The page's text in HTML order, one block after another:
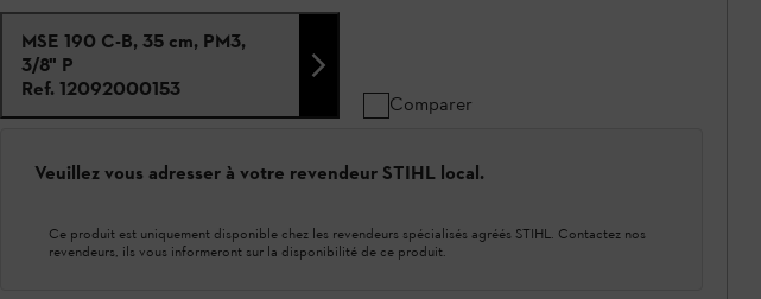
MSE 190 C-B, 35 cm, PM3,
3/8" P
Ref. 12092000153
Comparer
Veuillez vous adresser à votre revendeur STIHL local.
Ce produit est uniquement disponible chez les revendeurs spécialisés agréés STIHL. Contactez nos
revendeurs, ils vous informeront sur la disponibilité de ce produit.